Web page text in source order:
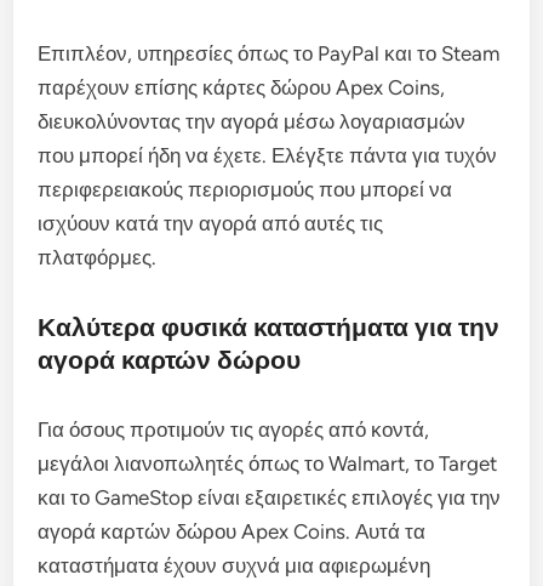
Επιπλέον, υπηρεσίες όπως το PayPal και το Steam
παρέχουν επίσης κάρτες δώρου Apex Coins,
διευκολύνοντας την αγορά μέσω λογαριασμών
που μπορεί ήδη να έχετε. Ελέγξτε πάντα για τυχόν
περιφερειακούς περιορισμούς που μπορεί να
ισχύουν κατά την αγορά από αυτές τις
πλατφόρμες.
Καλύτερα φυσικά καταστήματα για την
αγορά καρτών δώρου
Για όσους προτιμούν τις αγορές από κοντά,
μεγάλοι λιανοπωλητές όπως το Walmart, το Target
και το GameStop είναι εξαιρετικές επιλογές για την
αγορά καρτών δώρου Apex Coins. Αυτά τα
καταστήματα έχουν συχνά μια αφιερωμένη